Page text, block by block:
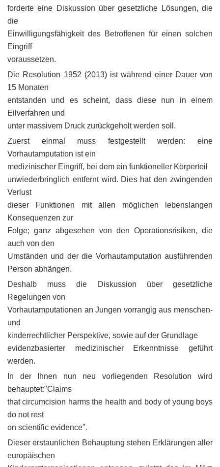
forderte eine Diskussion über gesetzliche Lösungen, die
die
Einwilligungsfähigkeit des Betroffenen für einen solchen
Eingriff
voraussetzen.
Die Resolution 1952 (2013) ist während einer Dauer von
15 Monaten
entstanden und es scheint, dass diese nun in einem
Eilverfahren und
unter massivem Druck zurückgeholt werden soll.
Zuerst einmal muss festgestellt werden: eine
Vorhautamputation ist ein
medizinischer Eingriff, bei dem ein funktioneller Körperteil
unwiederbringlich entfernt wird. Dies hat den zwingenden
Verlust
dieser Funktionen mit allen möglichen lebenslangen
Konsequenzen zur
Folge; ganz abgesehen von den Operationsrisiken, die
auch von den
Umständen und der die Vorhautamputation ausführenden
Person abhängen.
Deshalb muss die Diskussion über gesetzliche
Regelungen von
Vorhautamputationen an Jungen vorrangig aus menschen-
und
kinderrechtlicher Perspektive, sowie auf der Grundlage
evidenzbasierter medizinischer Erkenntnisse geführt
werden.
In der Ihnen nun neu vorliegenden Resolution wird
behauptet:"Claims
that circumcision harms the health and body of young boys
do not rest
on scientific evidence".
Dieser erstaunlichen Behauptung stehen Erklärungen aller
europäischen